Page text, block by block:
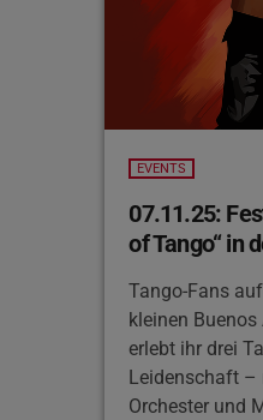
EVENTS
07.11.25:
of Tango“ in
Tango-Fans
kleinen
erlebt ihr drei
Leidenschaft –
Orchester und